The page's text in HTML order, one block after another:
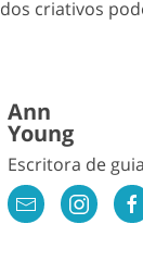
criativos
Ann
Young
Escritora de